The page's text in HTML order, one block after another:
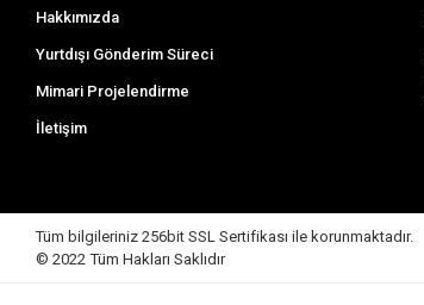
Hakkımızda
Yurtdışı Gönderim Süreci
Mimari Projelendirme
İletişim
Tüm bilgileriniz 256bit SSL Sertifikası ile korunmaktadır.
© 2022 Tüm Hakları Saklıdır